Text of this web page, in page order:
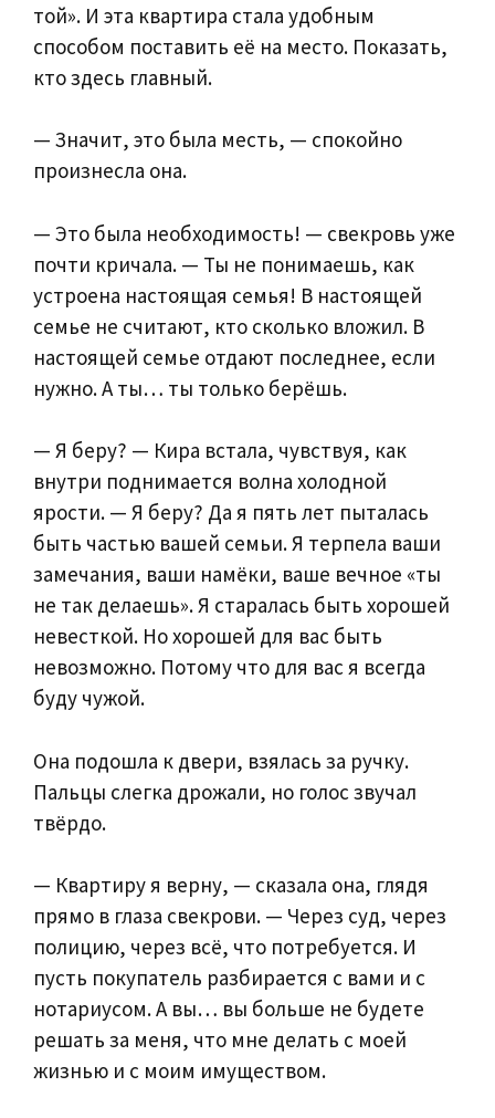
той». И эта квартира стала удобным
способом поставить её на место. Показать,
кто здесь главный.
— Значит, это была месть, — спокойно
произнесла она.
— Это была необходимость! — свекровь уже
почти кричала. — Ты не понимаешь, как
устроена настоящая семья! В настоящей
семье не считают, кто сколько вложил. В
настоящей семье отдают последнее, если
нужно. А ты… ты только берёшь.
— Я беру? — Кира встала, чувствуя, как
внутри поднимается волна холодной
ярости. — Я беру? Да я пять лет пыталась
быть частью вашей семьи. Я терпела ваши
замечания, ваши намёки, ваше вечное «ты
не так делаешь». Я старалась быть хорошей
невесткой. Но хорошей для вас быть
невозможно. Потому что для вас я всегда
буду чужой.
Она подошла к двери, взялась за ручку.
Пальцы слегка дрожали, но голос звучал
твёрдо.
— Квартиру я верну, — сказала она, глядя
прямо в глаза свекрови. — Через суд, через
полицию, через всё, что потребуется. И
пусть покупатель разбирается с вами и с
нотариусом. А вы… вы больше не будете
решать за меня, что мне делать с моей
жизнью и с моим имуществом.